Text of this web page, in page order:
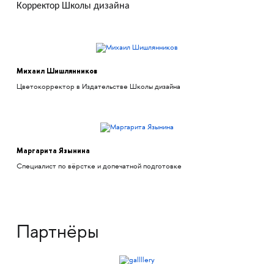
Корректор Школы дизайна
Михаил Шишлянников
Цветокорректор в Издательстве Школы дизайна
Маргарита Язынина
Специалист по вёрстке и допечатной подготовке
Партнёры